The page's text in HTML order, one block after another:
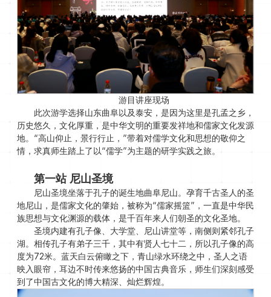
游目讲座现场
此次游学选择山东曲阜以及泰安，是因为这里是孔孟之乡，
历史悠久，文化厚重，是中华文明的重要发祥地和儒家文化发源
地。“高山仰止，景行行止，”带着对儒学文化和思想的敬仰之
情，求真师生踏上了以“儒学”为主题的研学实践之旅。
第一站 尼山圣境
尼山圣境坐落于孔子的诞生地曲阜尼山。孕育千古圣人的圣
地尼山，是儒家文化的肇始，被称为“儒家摇篮”，一直是中华民
族思想与文化渊源的载体，是千百年来人们朝圣的文化圣地。
圣境内建有孔子像、大学堂、尼山讲堂等，南侧则紧邻孔子
湖。相传孔子有弟子三千，其中有贤人七十二，所以孔子像的高
度为72米。蓝天白云俯瞰之下，青山绿水环绕之中，圣人之语
映入眼帘，耳边不时传来悠扬的中国古典音乐，师生们深刻感受
到了中国古文化的博大精深、灿烂辉煌。